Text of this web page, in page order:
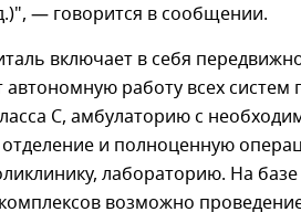
— говорится в сообщении.
включает в себя
автономную работу всех систем
С, амбулаторию с
и полноценную
лабораторию. На
возможно